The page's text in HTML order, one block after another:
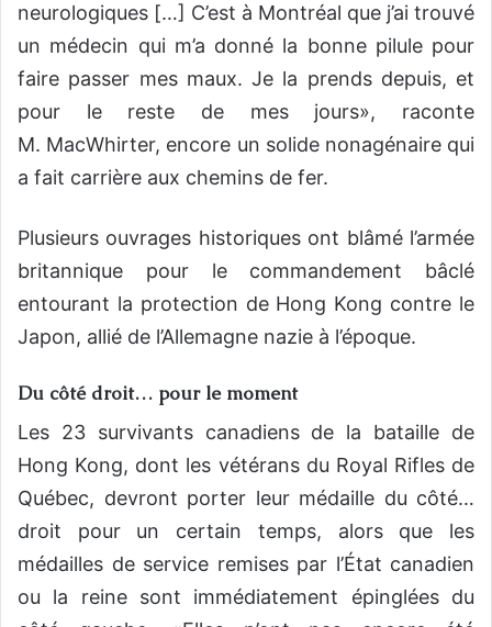
neurologiques […] C’est à Montréal que j’ai trouvé
un médecin qui m’a donné la bonne pilule pour
faire passer mes maux. Je la prends depuis, et
pour le reste de mes jours», raconte
M. MacWhirter, encore un solide nonagénaire qui
a fait carrière aux chemins de fer.
Plusieurs ouvrages historiques ont blâmé l’armée
britannique pour le commandement bâclé
entourant la protection de Hong Kong contre le
Japon, allié de l’Allemagne nazie à l’époque.
Du côté droit… pour le moment
Les 23 survivants canadiens de la bataille de
Hong Kong, dont les vétérans du Royal Rifles de
Québec, devront porter leur médaille du côté…
droit pour un certain temps, alors que les
médailles de service remises par l’État canadien
ou la reine sont immédiatement épinglées du